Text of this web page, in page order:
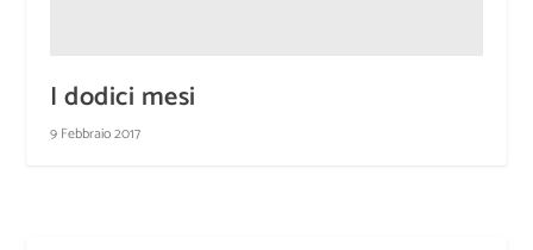
I dodici mesi
9 Febbraio 2017